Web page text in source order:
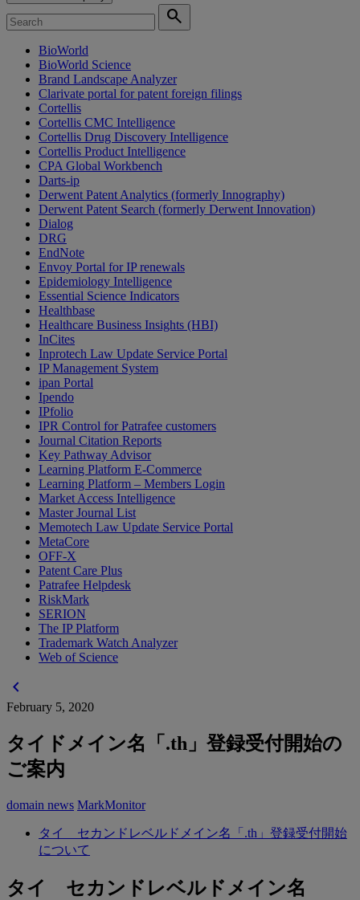
search
BioWorld
BioWorld Science
Brand Landscape Analyzer
Clarivate portal for patent foreign filings
Cortellis
Cortellis CMC Intelligence
Cortellis Drug Discovery Intelligence
Cortellis Product Intelligence
CPA Global Workbench
Darts-ip
Derwent Patent Analytics (formerly Innography)
Derwent Patent Search (formerly Derwent Innovation)
Dialog
DRG
EndNote
Envoy Portal for IP renewals
Epidemiology Intelligence
Essential Science Indicators
Healthbase
Healthcare Business Insights (HBI)
InCites
Inprotech Law Update Service Portal
IP Management System
ipan Portal
Ipendo
IPfolio
IPR Control for Patrafee customers
Journal Citation Reports
Key Pathway Advisor
Learning Platform E-Commerce
Learning Platform – Members Login
Market Access Intelligence
Master Journal List
Memotech Law Update Service Portal
MetaCore
OFF-X
Patent Care Plus
Patrafee Helpdesk
RiskMark
SERION
The IP Platform
Trademark Watch Analyzer
Web of Science
chevron_left
February 5, 2020
タイドメイン名「.th」登録受付開始の
ご案内
domain news MarkMonitor
タイ セカンドレベルドメイン名「.th」登録受付開始
について
タイ セカンドレベルドメイン名